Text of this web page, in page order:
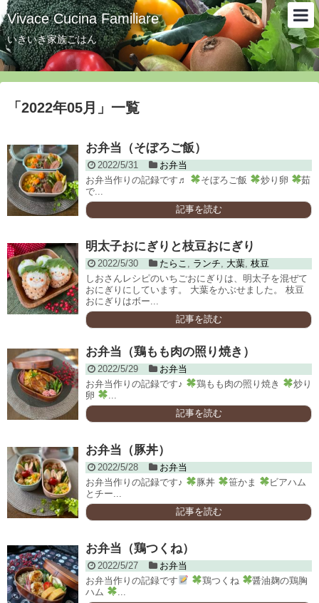
Vivace Cucina Familiare
いきいき家族ごはん
「 2022年05月 」 一覧
お弁当（そぼろご飯）
2022/5/31
お弁当
お弁当作りの記録です♬
そぼろご飯 炒り卵
茹
で...
記事を読む
明太子おにぎりと枝豆おにぎり
2022/5/30 たらこ ランチ 大葉, 枝豆
しおさんレシピのいちごおにぎりは、明太子を混ぜて
おにぎりにしています。 大葉をかぶせました。 枝豆
おにぎりはボー...
記事を読む
お弁当（鶏もも肉の照り焼き）
2022/5/29
お弁当
お弁当作りの記録です♪
鶏もも肉の照り焼き
炒り
卵
記事を読む
お弁当（豚丼）
2022/5/28
お弁当
お弁当作りの記録です♪
豚丼 笹かま
ビアハム
とチー...
記事を読む
お弁当（鶏つくね）
2022/5/27
お弁当
お弁当作りの記録です
鶏つくね
醤油麹の鶏胸
ハム